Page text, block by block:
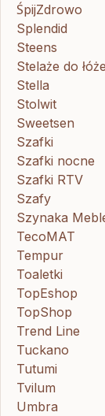
ŚpijZdrowo
Splendid
Steens
Stelaże do
Stella
Stolwit
Sweetsen
Szafki
Szafki nocne
Szafki RTV
Szafy
Szynaka
TecoMAT
Tempur
Toaletki
TopEshop
TopShop
Trend Line
Tuckano
Tutumi
Tvilum
Umbra